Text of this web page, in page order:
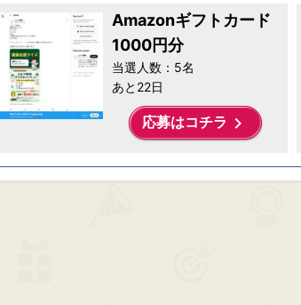
Amazonギフトカード
1000円分
当選人数：5名
あと22日
応募はコチラ keyboard_arrow_right